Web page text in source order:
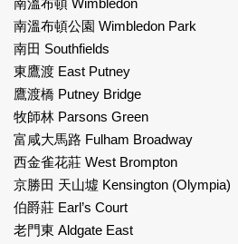
南溫布頓 Wimbledon
南溫布頓公園 Wimbledon Park
南田 Southfields
東鷹渡 East Putney
鷹渡橋 Putney Bridge
牧師林 Parsons Green
富咸大馬路 Fulham Broadway
西金雀花莊 West Brompton
京勝田 天山墟 Kensington (Olympia)
伯爵莊 Earl’s Court
老門東 Aldgate East